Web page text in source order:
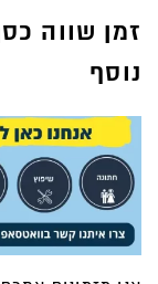
זמן שווה
נוסף